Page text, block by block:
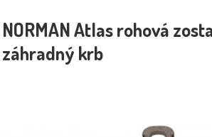
NORMAN Atlas rohová
záhradný krb